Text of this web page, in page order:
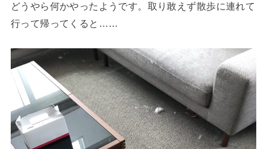
どうやら何かやったようです。取り敢えず散歩に連れて
行って帰ってくると……